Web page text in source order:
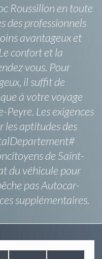
Roussillon en toute
des professionnels
avantageux et
confort et la
vous. Pour
il suffit de
à votre voyage
Les exigences
les aptitudes des
de Saint-
du véhicule pour
pas Autocar-
supplémentaires.